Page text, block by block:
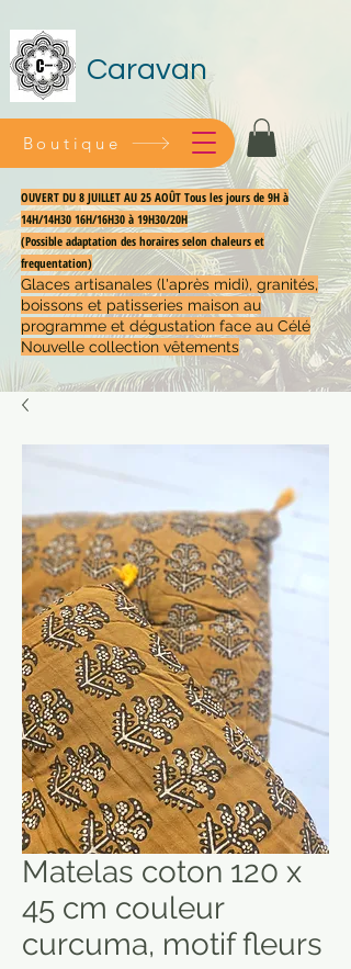
Caravan
OUVERT DU 8 JUILLET AU 25 AOÛT Tous les jours de 9H à
14H/14H30 16H/16H30 à 19H30/20H
(Possible adaptation des horaires selon chaleurs et
frequentation)
Glaces artisanales (l'après midi), granités,
boissons et patisseries maison au
programme et dégustation face au Célé
Nouvelle collection vêtements
Boutique
Matelas coton 120 x
45 cm couleur
curcuma, motif fleurs